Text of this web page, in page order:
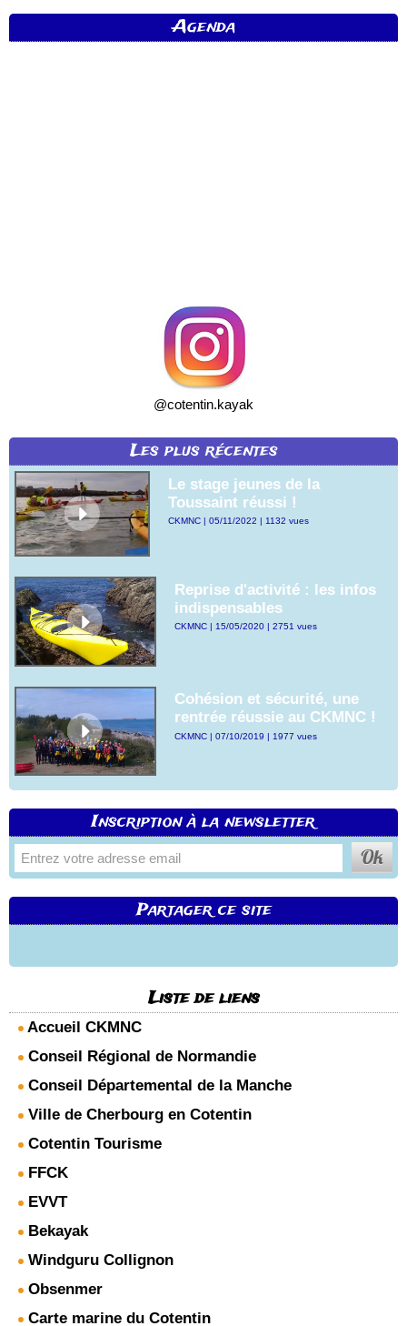
Agenda
@cotentin.kayak
Les plus récentes
Le stage jeunes de la
Toussaint réussi !
CKMNC | 05/11/2022 | 1132 vues
Reprise d'activité : les infos
indispensables
CKMNC | 15/05/2020 | 2751 vues
Cohésion et sécurité, une
rentrée réussie au CKMNC !
CKMNC | 07/10/2019 | 1977 vues
Inscription à la newsletter
Partager ce site
Liste de liens
Accueil CKMNC
Conseil Régional de Normandie
Conseil Départemental de la Manche
Ville de Cherbourg en Cotentin
Cotentin Tourisme
FFCK
EVVT
Bekayak
Windguru Collignon
Obsenmer
Carte marine du Cotentin